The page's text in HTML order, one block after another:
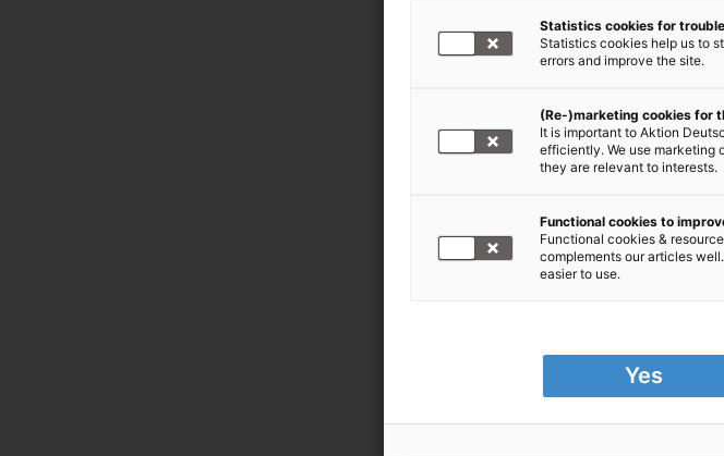
Statistics cookies for
Statistics cookies help us to
errors and improve the site.
(Re-)marketing cookies for
It is important to Aktion
efficiently. We use marketing
they are relevant to interests.
Functional cookies to
Functional cookies &
complements our articles
easier to use.
Yes